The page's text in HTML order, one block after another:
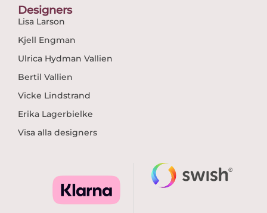
Designers
Lisa Larson
Kjell Engman
Ulrica Hydman Vallien
Bertil Vallien
Vicke Lindstrand
Erika Lagerbielke
Visa alla designers